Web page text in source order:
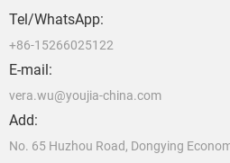
Tel/WhatsApp:
+86-15266025122
E-mail:
vera.wu@youjia-china.com
Add:
No. 65 Huzhou Road, Dongying